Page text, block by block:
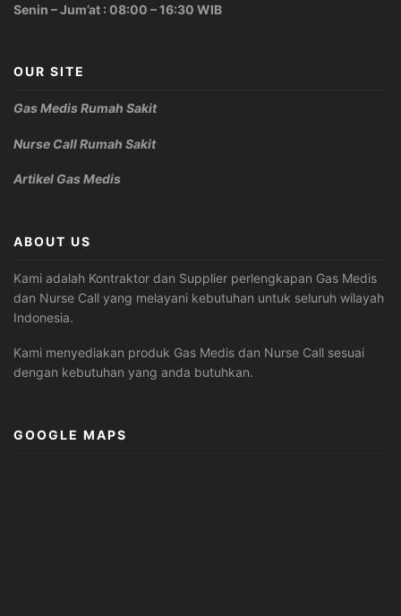
Senin – Jum’at : 08:00 – 16:30 WIB
OUR SITE
Gas Medis Rumah Sakit
Nurse Call Rumah Sakit
Artikel Gas Medis
ABOUT US
Kami adalah Kontraktor dan Supplier perlengkapan Gas Medis
dan Nurse Call yang melayani kebutuhan untuk seluruh wilayah
Indonesia.
Kami menyediakan produk Gas Medis dan Nurse Call sesuai
dengan kebutuhan yang anda butuhkan.
GOOGLE MAPS